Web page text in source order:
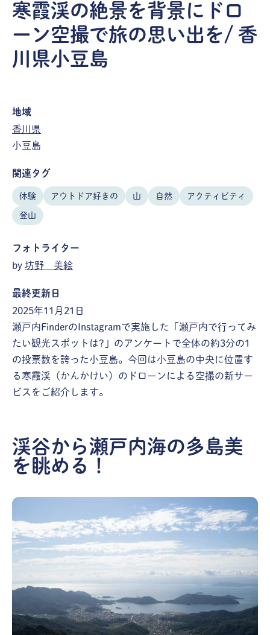
寒霞渓の絶景を背景にドロ
ーン空撮で旅の思い出を/ 香
川県小豆島
地域
香川県
小豆島
関連タグ
体験 アウトドア好きの 山 自然 アクティビティ
登山
フォトライター
by 坊野 美絵
最終更新日
2025年11月21日
瀬戸内FinderのInstagramで実施した「瀬戸内で行ってみ
たい観光スポットは?」のアンケートで全体の約3分の1
の投票数を誇った小豆島。今回は小豆島の中央に位置す
る寒霞渓（かんかけい）のドローンによる空撮の新サー
ビスをご紹介します。
渓谷から瀬戸内海の多島美
を眺める！